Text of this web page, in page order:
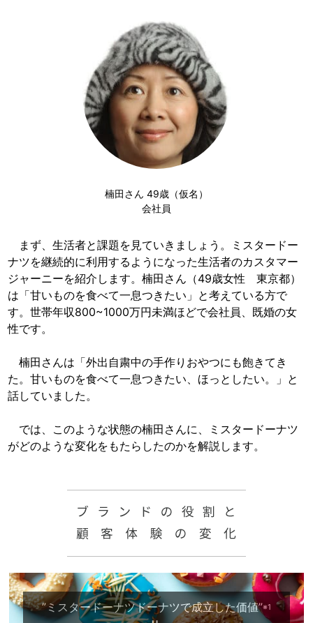
楠田さん 49歳（仮名）
会社員
まず、生活者と課題を見ていきましょう。ミスタードー
ナツを継続的に利用するようになった生活者のカスタマー
ジャーニーを紹介します。楠田さん（49歳女性 東京都）
は「甘いものを食べて一息つきたい」と考えている方で
す。世帯年収800~1000万円未満ほどで会社員、既婚の女
性です。
楠田さんは「外出自粛中の手作りおやつにも飽きてき
た。甘いものを食べて一息つきたい、ほっとしたい。」と
話していました。
では、このような状態の楠田さんに、ミスタードーナツ
がどのような変化をもたらしたのかを解説します。
”ミスタードーナツドーナツで成立した価値”※1